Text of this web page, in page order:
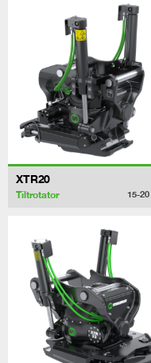
XTR20
Tiltrotator 15-20